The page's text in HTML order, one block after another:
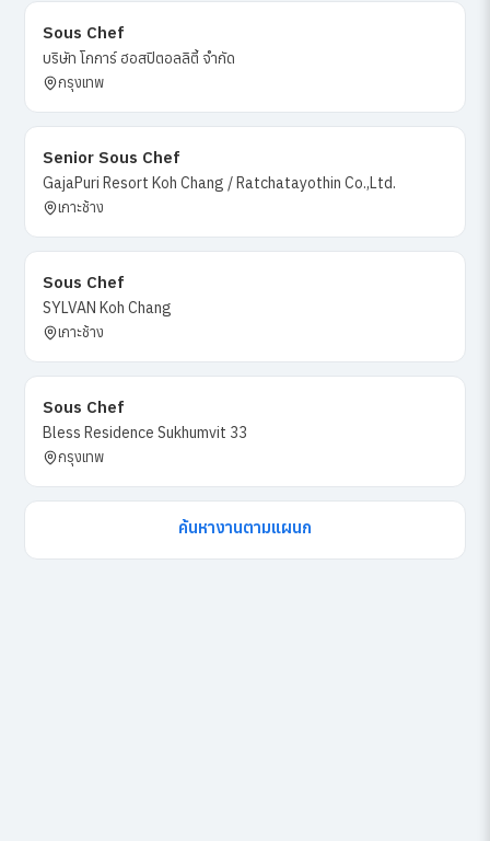
Sous Chef
บริษัท โกการ์ ฮอสปิตอลลิตี้ จำกัด
กรุงเทพ
Senior Sous Chef
GajaPuri Resort Koh Chang / Ratchatayothin Co.,Ltd.
เกาะช้าง
Sous Chef
SYLVAN Koh Chang
เกาะช้าง
Sous Chef
Bless Residence Sukhumvit 33
กรุงเทพ
ค้นหางานตามแผนก